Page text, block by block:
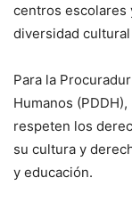
centros escolares
diversidad
Para la
Humanos
respeten los
su cultura y
y educación.